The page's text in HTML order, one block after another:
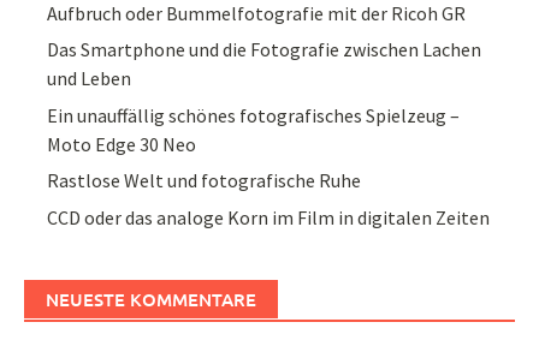
Aufbruch oder Bummelfotografie mit der Ricoh GR
Das Smartphone und die Fotografie zwischen Lachen
und Leben
Ein unauffällig schönes fotografisches Spielzeug –
Moto Edge 30 Neo
Rastlose Welt und fotografische Ruhe
CCD oder das analoge Korn im Film in digitalen Zeiten
NEUESTE KOMMENTARE